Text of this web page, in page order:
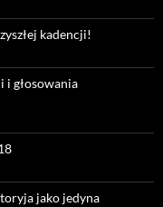
kadencji!
i głosowania
jako jedyna